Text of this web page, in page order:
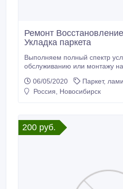
Ремонт
Укладка паркета
Выполняем полный спектр
обслуживанию или монтажу
пола): Разборка / ДЕМОНТАЖ старых полов,
ПОДГОТОВКА основания (бетонное,
доска; штучный, модульный, художественный
06/05/2020
Паркет,
Россия, Новосибирск
200 руб.